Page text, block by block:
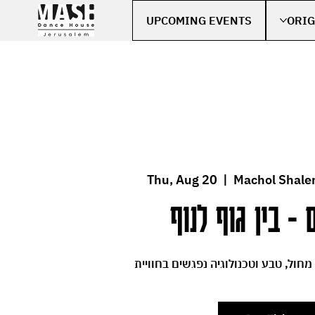
UPCOMING EVENTS
Thu, Aug 20
  |
Machol
- בין גוף לנוף